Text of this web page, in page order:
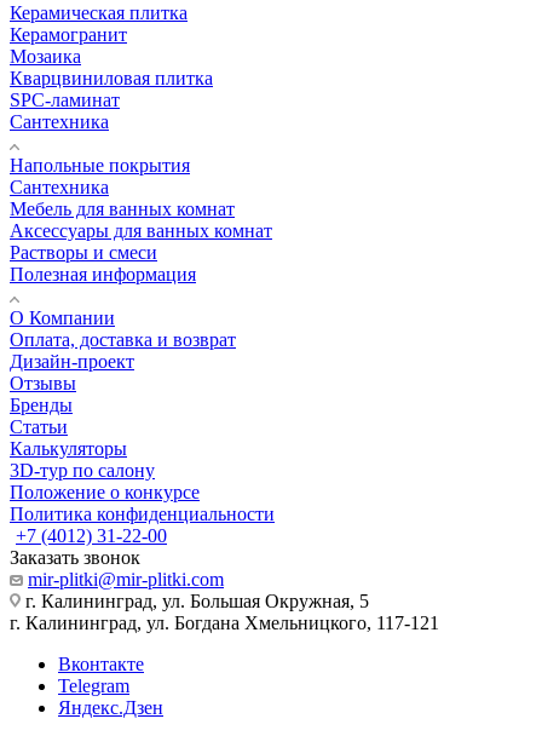
Керамическая плитка
Керамогранит
Мозаика
Кварцвиниловая плитка
SPC-ламинат
Сантехника
Напольные покрытия
Сантехника
Мебель для ванных комнат
Аксессуары для ванных комнат
Растворы и смеси
Полезная информация
О Компании
Оплата, доставка и возврат
Дизайн-проект
Отзывы
Бренды
Статьи
Калькуляторы
3D-тур по салону
Положение о конкурсе
Политика конфиденциальности
+7 (4012) 31-22-00
Заказать звонок
mir-plitki@mir-plitki.com
г. Калининград, ул. Большая Окружная, 5
г. Калининград, ул. Богдана Хмельницкого, 117-121
Вконтакте
Telegram
Яндекс.Дзен